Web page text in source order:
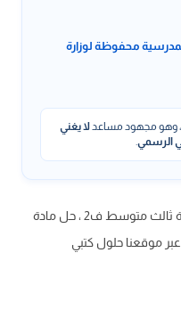
محفوظة لوزارة
وهو مجهود مساعدلا يغني
الرسمي.
حل كتاب الفقه مادة الدراسات الاسلامية ثالث متوسط ف2 ، حل مادة
موقعنا حلول كتبي